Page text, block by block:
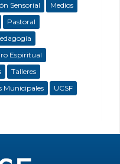
Sensorial
Medios
Pastoral
Espiritual
Talleres
Municipales UCSF